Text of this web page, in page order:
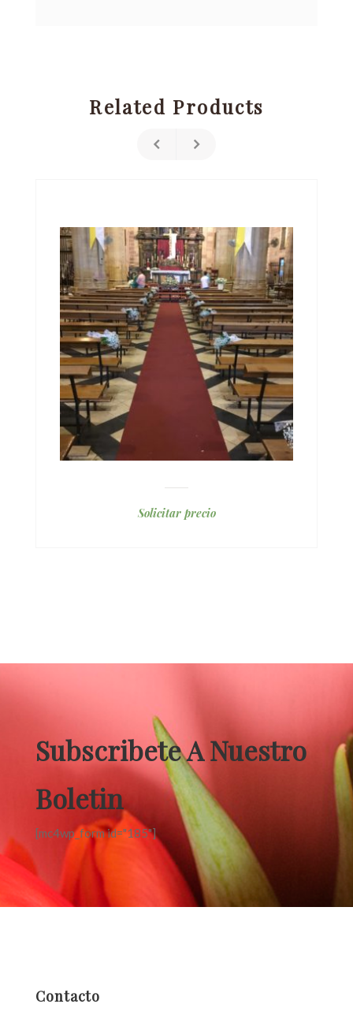
Related Products
Solicitar precio
Subscribete A Nuestro
Boletin
[mc4wp_form id="185"]
Contacto